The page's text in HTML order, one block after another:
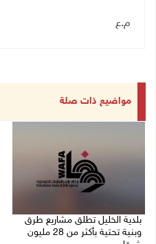
م.ع
مواضيع ذات صلة
بلدية الخليل تطلق مشاريع طرق
وبنية تحتية بأكثر من 28 مليون